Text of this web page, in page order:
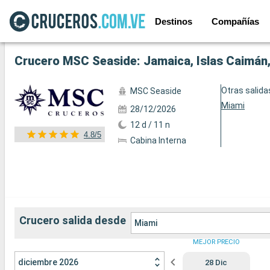
Destinos Compañías
Ver las 129 fotos siguientes
Crucero MSC Seaside: Jamaica, Islas
4.8/5
MSC Seaside
28/12/2026
12 d / 11 n
Cabina Interna
Otras
Miami
Crucero salida desde Miami
diciembre 2026
MEJOR PRECIO
28 Dic